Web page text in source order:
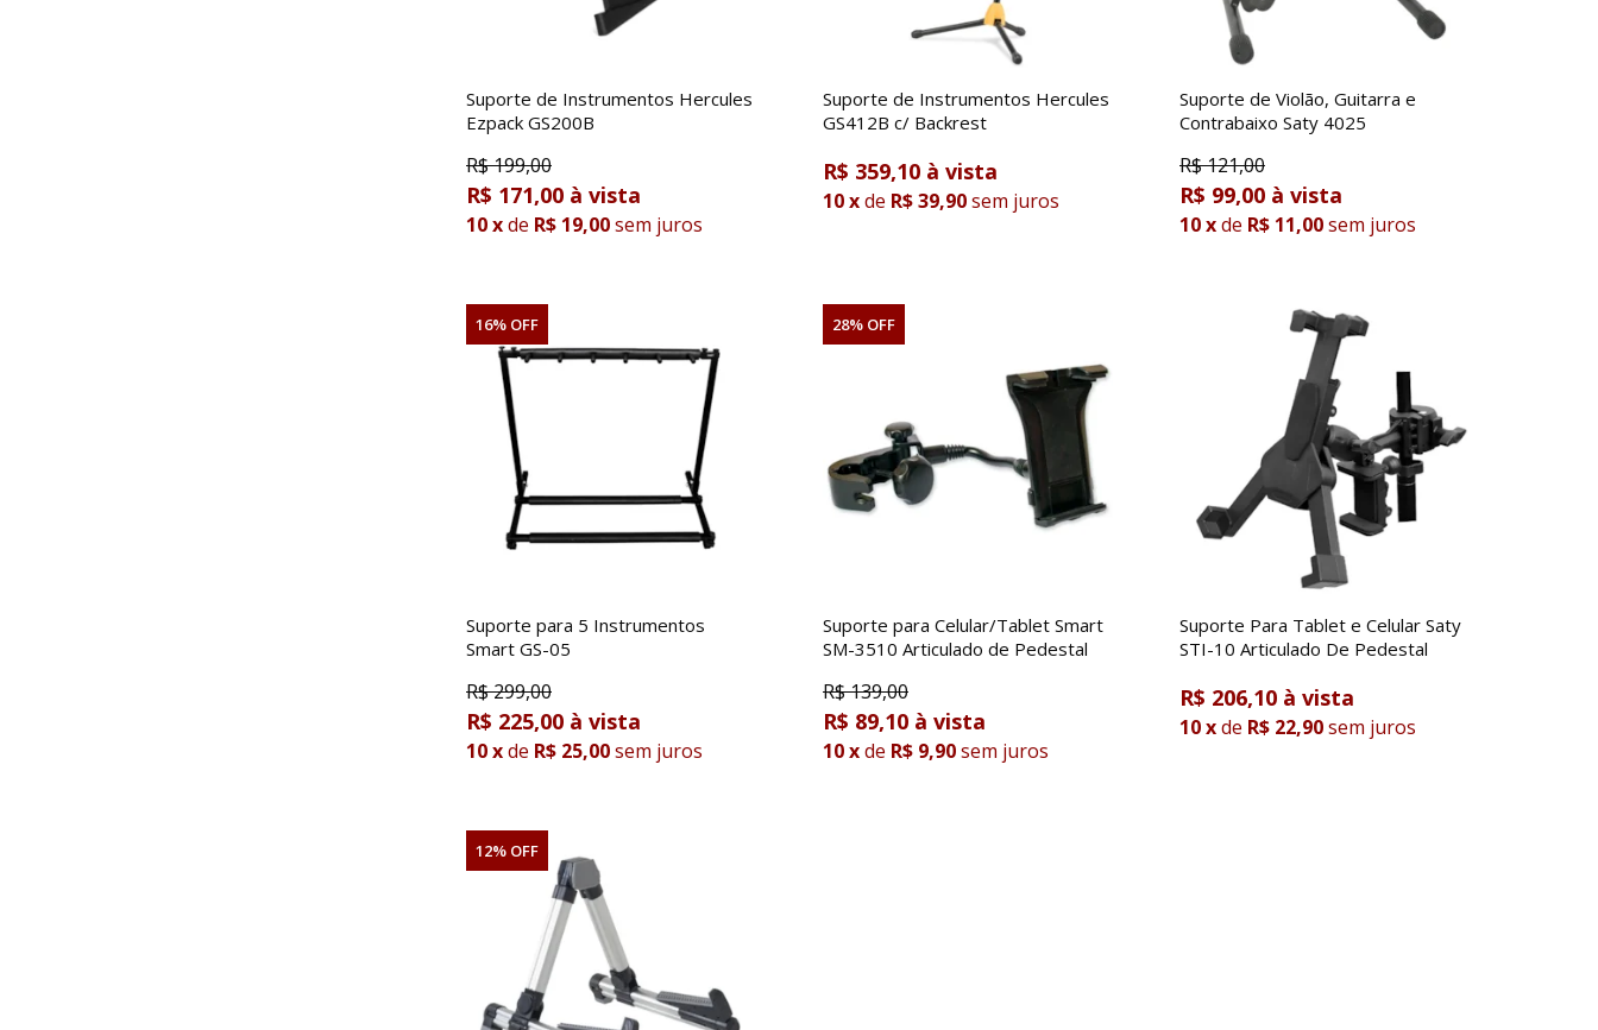
Suporte de Instrumentos Hercules
Ezpack GS200B
R$199,00
R$ 171,00
10xde R$ 19,00sem juros
Suporte de Instrumentos Hercules
GS412B c/ Backrest
R$ 359,10
10xde R$ 39,90sem juros
Suporte de Violão, Guitarra e
Contrabaixo Saty 4025
R$121,00
R$ 99,00
10xde R$ 11,00sem juros
16% OFF
Suporte para 5 Instrumentos
Smart GS-05
R$299,00
R$ 225,00
10xde R$ 25,00sem juros
28% OFF
Suporte para Celular/Tablet Smart
SM-3510 Articulado de Pedestal
R$139,00
R$ 89,10
10xde R$ 9,90sem juros
Suporte Para Tablet e Celular Saty
STI-10 Articulado De Pedestal
R$ 206,10
10xde R$ 22,90sem juros
12% OFF